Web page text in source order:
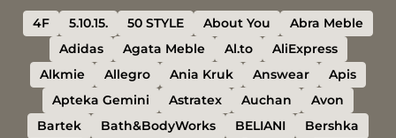
4F 5.10.15. 50 STYLE About You
Abra Meble
Adidas
Agata Meble Al.to
AliExpress
Alkmie
Allegro Ania Kruk Answear
Apis
Apteka Gemini
Astratex Auchan
Avon
Bartek
Bath&BodyWorks BELIANI
Bershka